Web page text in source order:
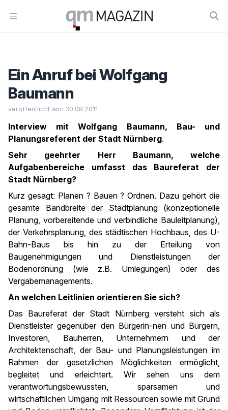
Open menu
Workflow
Ein Anruf bei Wolfgang
Baumann
veröffentlicht am: 30.08.2011
Interview mit Wolfgang Baumann, Bau- und
Planungsreferent der Stadt Nürnberg.
Sehr geehrter Herr Baumann, welche
Aufgabenbereiche umfasst das Baureferat der
Stadt Nürnberg?
Kurz gesagt: Planen ? Bauen ? Ordnen. Dazu gehört die
gesamte Bandbreite der Stadtplanung (konzeptionelle
Planung, vorbereitende und verbindliche Bauleitplanung),
der Verkehrsplanung, des städtischen Hochbaus, des U-
Bahn-Baus bis hin zu der Erteilung von
Baugenehmigungen und Dienstleistungen der
Bodenordnung (wie z.B. Umlegungen) oder des
Vergabemanagements.
An welchen Leitlinien orientieren Sie sich?
Das Baureferat der Stadt Nürnberg versteht sich als
Dienstleister gegenüber den Bürgerin-nen und Bürgern,
Investoren, Bauherren, Unternehmern und der
Architektenschaft, der Bau- und Planungsleistungen im
Rahmen der gesetzlichen Möglichkeiten ermöglicht,
begleitet und erleichtert. Wir sehen uns dem
verantwortungsbewussten, sparsamen und
wirtschaftlichen Umgang mit Ressourcen sowie mit Grund